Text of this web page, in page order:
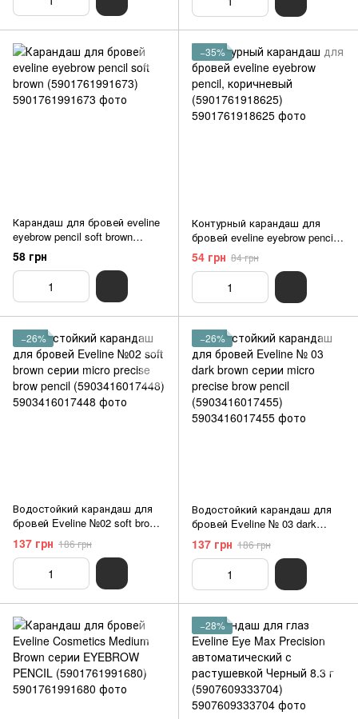
Карандаш для бровей eveline
eyebrow pencil soft brown
(5901761991673)
58 грн
−35%
Контурный карандаш для
бровей eveline eyebrow pencil,
коричневый (5901761918625)
54 грн 84 грн
−26%
Водостойкий карандаш для
бровей Eveline №02 soft brown
серии micro precise brow pencil
(5903416017448)
137 грн 186 грн
−26%
Водостойкий карандаш для
бровей Eveline № 03 dark
brown серии micro precise brow
pencil (5903416017455)
137 грн 186 грн
−28%